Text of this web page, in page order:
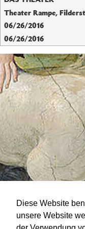
Diese Website
unsere Website
Theater Rampe,
06/26/2016
06/26/2016